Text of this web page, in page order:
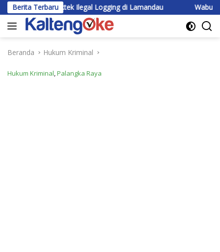
Langsung
ke
konten
Berita Terbaru
Ilegal Logging di Lamandau Wabup Katingan Beri
Beranda Hukum Kriminal
Hukum Kriminal,Palangka Raya